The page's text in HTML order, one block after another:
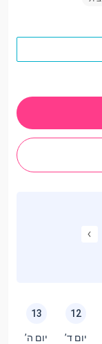
12
יום ד’
13
יום ה’